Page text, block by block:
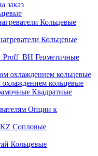
заказ
Кольцевые
Кольцевые
Герметичные
охлаждением кольцевые
Квадратные
Опции к
Cопловые
Кольцевые